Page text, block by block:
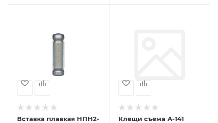
Вставка плавкая НПН2-
Клещи съема А-141